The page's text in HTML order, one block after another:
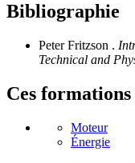
Bibliographie
Peter Fritzson .
Technical and
Ces
Moteur
Énergie